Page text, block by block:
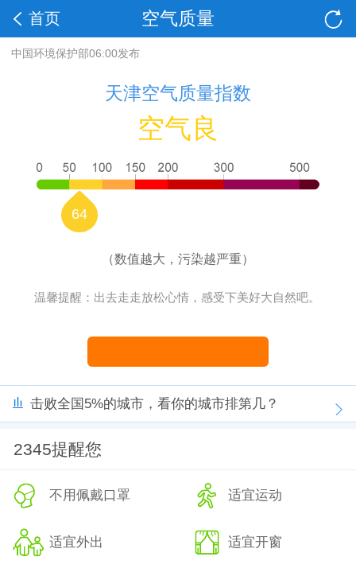
空气质量
首页
中国环境保护部06:00发布
天津空气质量指数
空气良
64
（数值越大，污染越严重）
温馨提醒：出去走走放松心情，感受下美好大自然吧。
击败全国5%的城市，看你的城市排第几？
2345提醒您
不用佩戴口罩 适宜运动
适宜外出 适宜开窗